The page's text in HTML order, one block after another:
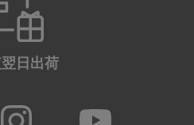
翌日出荷